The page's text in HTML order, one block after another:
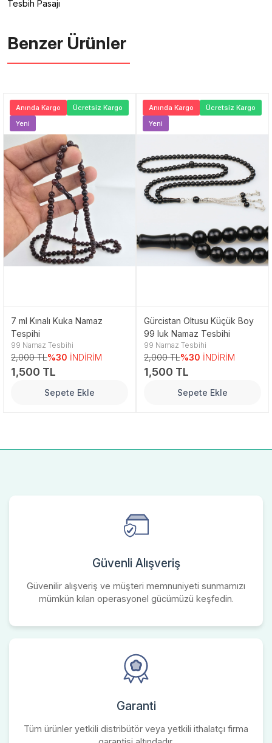
Tesbih Pasajı
Benzer Ürünler ️
Anında Kargo
Ücretsiz Kargo
Yeni
7 ml Kınalı Kuka Namaz
Tespihi
99 Namaz Tesbihi
2,000 TL%30 İNDİRİM
1,500 TL
Sepete Ekle
Anında Kargo
Ücretsiz Kargo
Yeni
Gürcistan Oltusu Küçük Boy
99 luk Namaz Tesbihi
99 Namaz Tesbihi
2,000 TL%30 İNDİRİM
1,500 TL
Sepete Ekle
Güvenli Alışveriş
Güvenilir alışveriş ve müşteri memnuniyeti sunmamızı
mümkün kılan operasyonel gücümüzü keşfedin.
Garanti
Tüm ürünler yetkili distribütör veya yetkili ithalatçı firma